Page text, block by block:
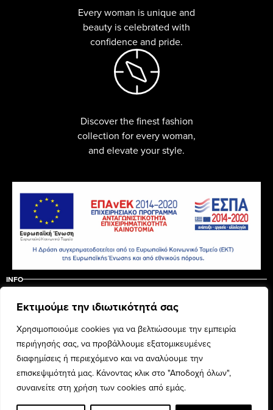
Εκτιμούμε την ιδιωτικότητά σας
Χρησιμοποιούμε cookies για να βελτιώσουμε την εμπειρία
περιήγησής σας, να προβάλλουμε εξατομικευμένες
διαφημίσεις ή περιεχόμενο και να αναλύουμε την
επισκεψιμότητά μας. Κάνοντας κλικ στο "Αποδοχή όλων",
συναινείτε στη χρήση των cookies από εμάς.
Every woman is unique and
beauty is celebrated with
confidence and pride.
Discover the finest fashion
collection for every woman,
and elevate your style.
INFO
ΠΟΛΙΤΙΚΗ ΑΚΥΡΩΣΗΣ – ΕΠΙΣΤΡΟΦΩΝ
ΟΡΟΙ ΧΡΗΣΗΣ
© Mademoiselle—2025
FOLLOW US
INSTAGRAM